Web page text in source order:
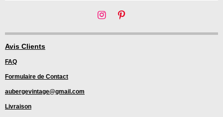
I
s
P
n
Avis Clients
FAQ
Formulaire de Contact
aubergevintage@gmail.com
Livraison